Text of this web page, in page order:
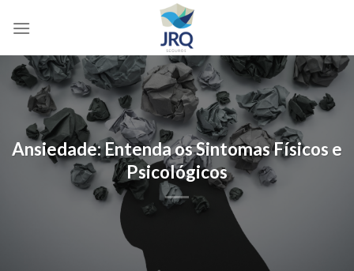
Ansiedade: Entenda os Sintomas Físicos e
Psicológicos